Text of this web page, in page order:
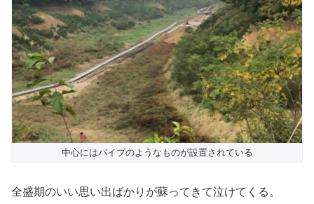
中心にはパイプのようなものが設置されている
全盛期のいい思い出ばかりが蘇ってきて泣けてくる。